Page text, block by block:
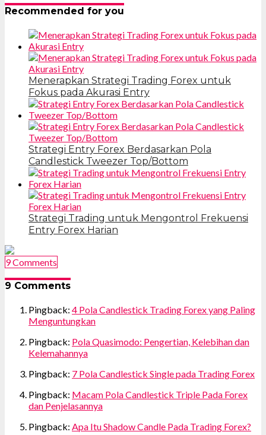
Recommended for you
Menerapkan Strategi Trading Forex untuk
Fokus pada Akurasi Entry
Strategi Entry Forex Berdasarkan Pola
Candlestick Tweezer Top/Bottom
Strategi Trading untuk Mengontrol Frekuensi
Entry Forex Harian
9 Comments
9 Comments
Pingback: 4 Pola Candlestick Trading Forex yang Paling
Menguntungkan
Pingback: Pola Quasimodo: Pengertian, Kelebihan dan
Kelemahannya
Pingback: 7 Pola Candlestick Single pada Trading Forex
Pingback: Macam Pola Candlestick Triple Pada Forex
dan Penjelasannya
Pingback: Apa Itu Shadow Candle Pada Trading Forex?